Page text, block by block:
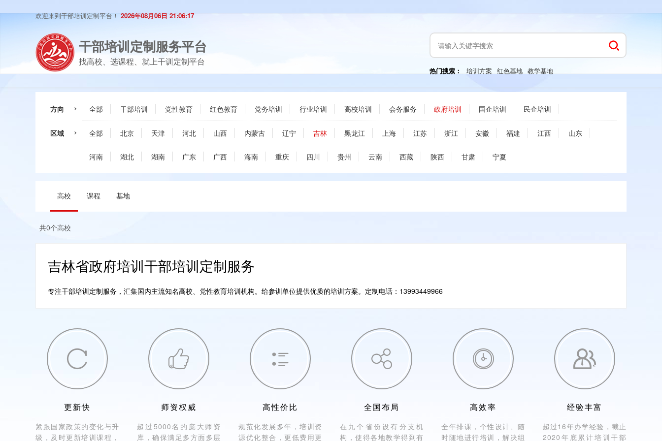
欢迎来到干部培训定制平台！ 2026年08月06日 21:06:17
干部培训定制服务平台
找高校、选课程、就上干训定制平台
热门搜索： 培训方案 红色基地 教学基地
方向 全部 干部培训 党性教育 红色教育 党务培训 行业培训 高校培训 会务服务 政府培训 国企培训 民企培训
区域 全部 北京 天津 河北 山西 内蒙古 辽宁 吉林 黑龙江 上海 江苏 浙江 安徽 福建 江西 山东
河南 湖北 湖南 广东 广西 海南 重庆 四川 贵州 云南 西藏 陕西 甘肃 宁夏
高校 课程 基地
共0个高校
吉林省政府培训干部培训定制服务
专注干部培训定制服务，汇集国内主流知名高校、党性教育培训机构。给参训单位提供优质的培训方案。定制电话：13993449966

更新快
紧跟国家政策的变化与升
级，及时更新培训课程，

师资权威
超过5000名的庞大师资
库，确保满足多方面多层

高性价比
规范化发展多年，培训资
源优化整合，更低费用更

全国布局
在九个省份设有分支机
构，使得各地教学得到有

高效率
全年排课，个性设计、随
时随地进行培训，解决组

经验丰富
超过16年办学经验，截止
2020年底累计培训干部